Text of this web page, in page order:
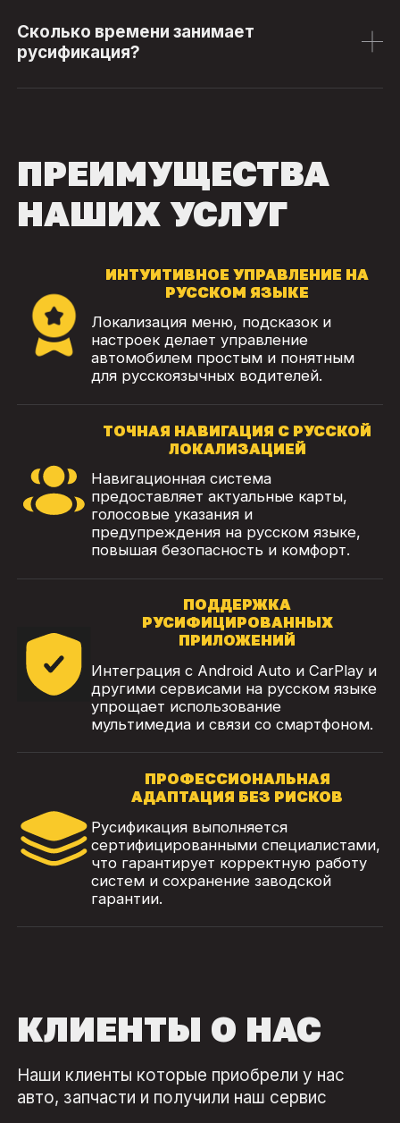
Сколько времени занимает
русификация?
ПРЕИМУЩЕСТВА
НАШИХ УСЛУГ
ИНТУИТИВНОЕ УПРАВЛЕНИЕ НА
РУССКОМ ЯЗЫКЕ
Локализация меню, подсказок и
настроек делает управление
автомобилем простым и понятным
для русскоязычных водителей.
ТОЧНАЯ НАВИГАЦИЯ С РУССКОЙ
ЛОКАЛИЗАЦИЕЙ
Навигационная система
предоставляет актуальные карты,
голосовые указания и
предупреждения на русском языке,
повышая безопасность и комфорт.
ПОДДЕРЖКА
РУСИФИЦИРОВАННЫХ
ПРИЛОЖЕНИЙ
Интеграция с Android Auto и CarPlay и
другими сервисами на русском языке
упрощает использование
мультимедиа и связи со смартфоном.
ПРОФЕССИОНАЛЬНАЯ
АДАПТАЦИЯ БЕЗ РИСКОВ
Русификация выполняется
сертифицированными специалистами,
что гарантирует корректную работу
систем и сохранение заводской
гарантии.
КЛИЕНТЫ О НАС
Наши клиенты которые приобрели у нас
авто, запчасти и получили наш сервис